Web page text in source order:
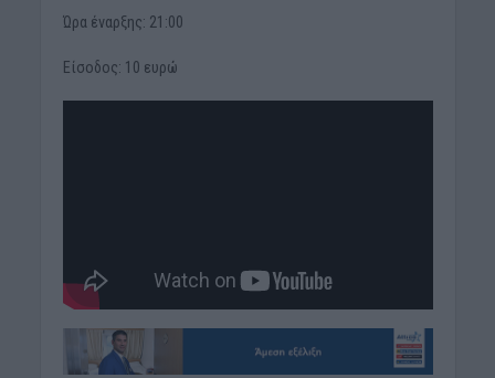
Ώρα έναρξης: 21:00
Είσοδος: 10 ευρώ